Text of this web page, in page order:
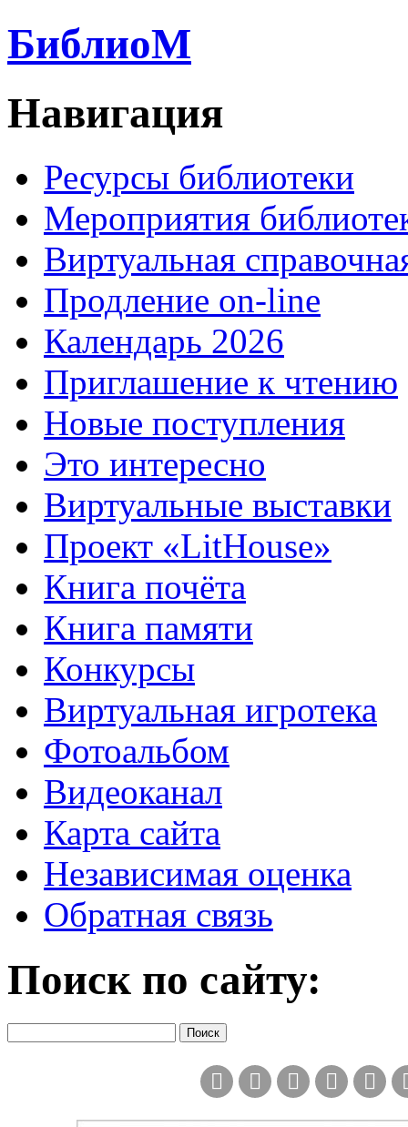
БиблиоМ
Навигация
Ресурсы библиотеки
Мероприятия
Виртуальная
Продление on-line
Календарь 2026
Приглашение к чтению
Новые поступления
Это интересно
Виртуальные выставки
Проект «LitHouse»
Книга почёта
Книга памяти
Конкурсы
Виртуальная игротека
Фотоальбом
Видеоканал
Карта сайта
Независимая оценка
Обратная связь
Поиск по сайту: